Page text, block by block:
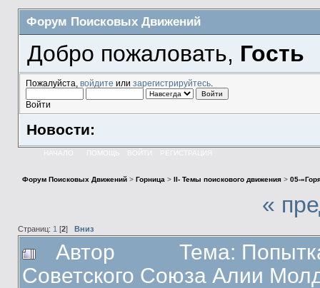
Форум Поисковых Движений
Добро пожаловать, Гость
Пожалуйста, войдите или зарегистрируйтесь.
Войти
Новости:
НАЧАЛО ПОМОЩЬ ВОЙТИ РЕГИСТРАЦИЯ
Форум Поисковых Движений> Горница> II- Темы поискового движения> 05-
«
Страниц: 1 [2] Вниз
Автор
Тема:
Советского Союза Алии